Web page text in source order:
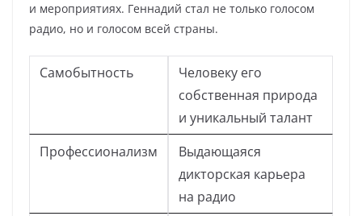
и мероприятиях. Геннадий стал не только голосом
радио, но и голосом всей страны.
Самобытность
Человеку его
собственная природа
и уникальный талант
Профессионализм
Выдающаяся
дикторская карьера
на радио